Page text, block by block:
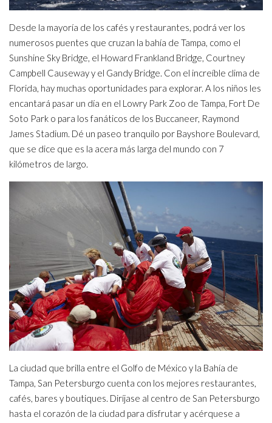
Desde la mayoría de los cafés y restaurantes, podrá ver los
numerosos puentes que cruzan la bahía de Tampa, como el
Sunshine Sky Bridge, el Howard Frankland Bridge, Courtney
Campbell Causeway y el Gandy Bridge. Con el increíble clima de
Florida, hay muchas oportunidades para explorar. A los niños les
encantará pasar un día en el Lowry Park Zoo de Tampa, Fort De
Soto Park o para los fanáticos de los Buccaneer, Raymond
James Stadium. Dé un paseo tranquilo por Bayshore Boulevard,
que se dice que es la acera más larga del mundo con 7
kilómetros de largo.
La ciudad que brilla entre el Golfo de México y la Bahía de
Tampa, San Petersburgo cuenta con los mejores restaurantes,
cafés, bares y boutiques. Diríjase al centro de San Petersburgo
hasta el corazón de la ciudad para disfrutar y acérquese a